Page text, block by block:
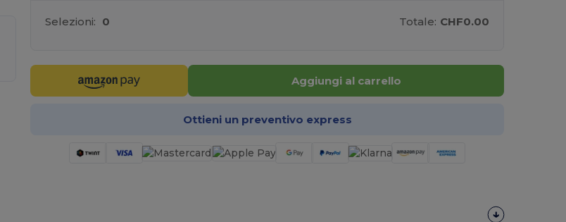
Selezioni: 0 Totale: CHF0.00
Aggiungi al carrello
Ottieni un preventivo express